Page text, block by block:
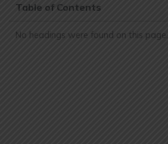
Table of Contents
No headings were found on this page.